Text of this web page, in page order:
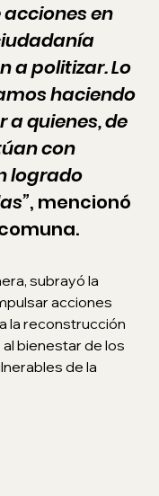
acciones en
a politizar. Lo
haciendo
a quienes, de
con
logrado
, mencionó
subrayó la
acciones
la reconstrucción
bienestar de los
de la